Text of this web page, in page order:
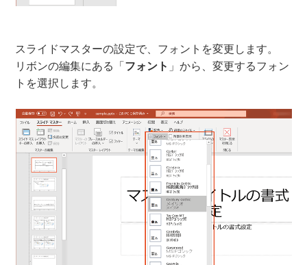
スライドマスターの設定で、フォントを変更します。
リボンの編集にある「フォント 」から、変更するフォン
トを選択します。